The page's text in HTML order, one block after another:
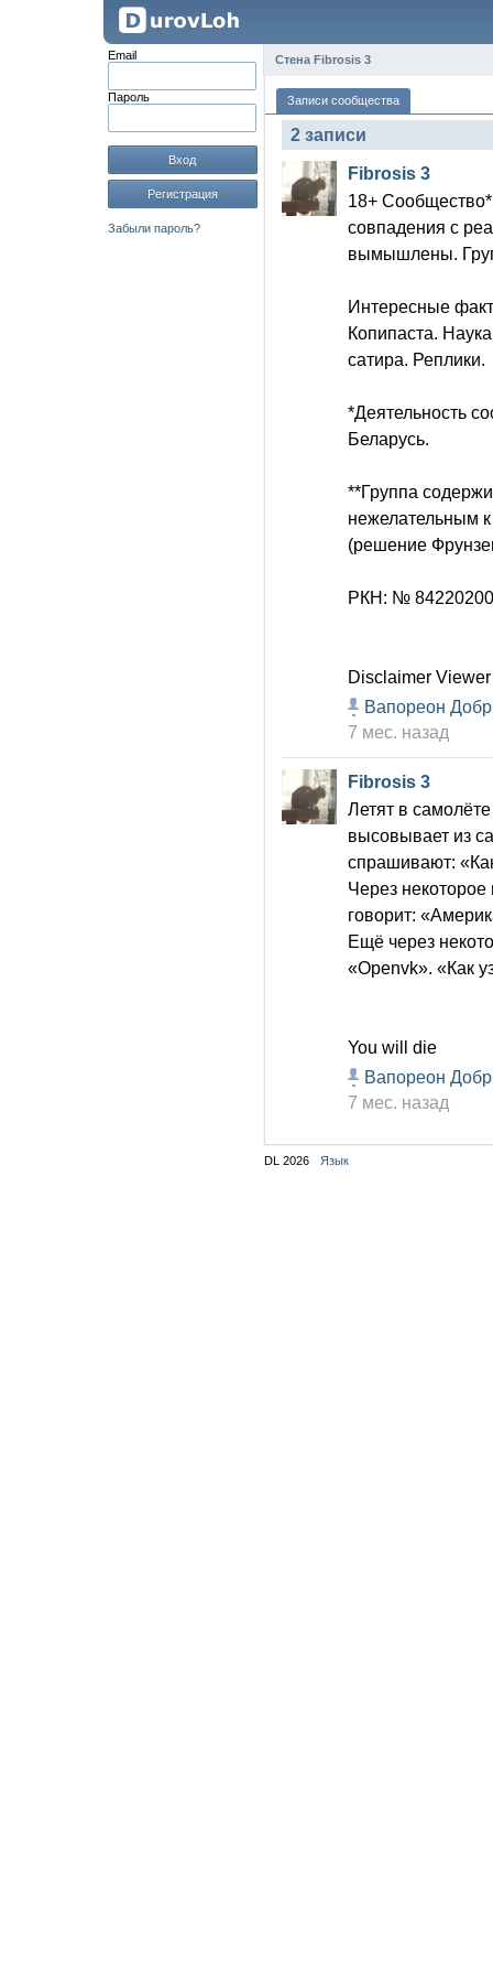
Email
Пароль
Вход
Регистрация
Забыли пароль?
Стена Fibrosis 3
Записи сообщества
2 записи
Fibrosis 3
18+ Сообщество*
совпадения с
вымышлены.
Интересные
Копипаста.
сатира. Реплики.
*Деятельность
Беларусь.
**Группа
нежелательным
(решение
РКН: №
Disclaimer
Вапореон
7 мес. назад
Fibrosis 3
Летят в
высовывает из
спрашивают:
Через
говорит:
Ещё через
«Openvk». «Как
You will die
Вапореон
7 мес. назад
DL 2026 Язык